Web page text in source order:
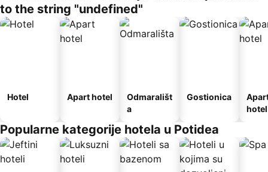
to the string "undefined"
Hotel Apart hotel
Odmarališt
a
Gostionica
hotel
Popularne kategorije hotela u Potidea